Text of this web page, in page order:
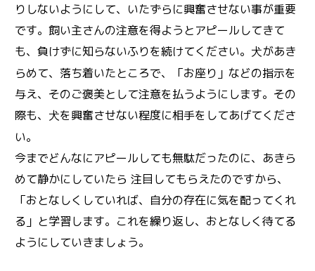
りしないようにして、いたずらに興奮させない事が重要
です。飼い主さんの注意を得ようとアピールしてきて
も、負けずに知らないふりを続けてください。
犬があき
らめて、落ち着いたところで、「お座り」などの指示を
与え、そのご褒美として注意を払うようにします。その
際も、
犬を興奮させない程度に相手をしてあげてくださ
い。
今までどんなにアピールしても無駄だったのに、あきら
めて静かにしていたら 注目してもらえたのですから、
「おとなしくしていれば、自分の存在に気を配ってくれ
る」と学習します。これを繰り返し、おとなしく待てる
ようにしていきましょう。